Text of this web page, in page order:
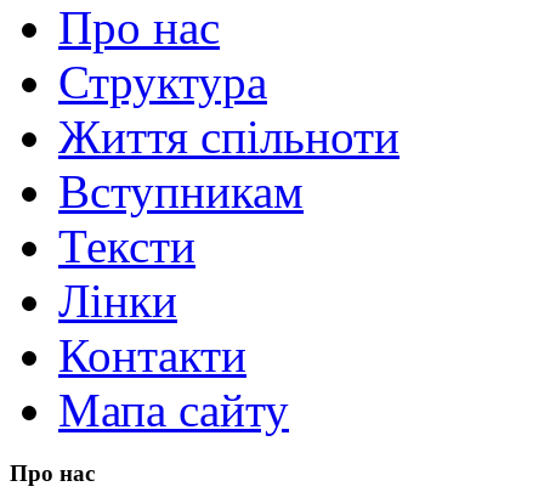
Про нас
Структура
Життя спільноти
Вступникам
Тексти
Лінки
Контакти
Мапа сайту
Про нас